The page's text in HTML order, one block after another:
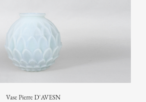
Vase Pierre D'AVESN